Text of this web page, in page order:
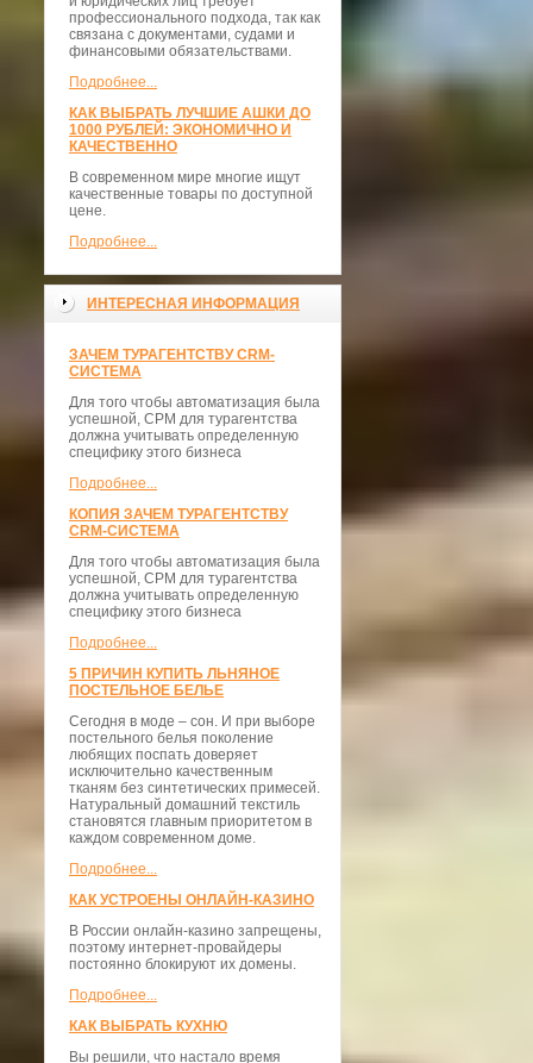
профессионального подхода, так как
связана с документами, судами и
финансовыми обязательствами.
Подробнее...
КАК ВЫБРАТЬ ЛУЧШИЕ АШКИ ДО
1000 РУБЛЕЙ: ЭКОНОМИЧНО И
КАЧЕСТВЕННО
В современном мире многие ищут
качественные товары по доступной
цене.
Подробнее...
ИНТЕРЕСНАЯ ИНФОРМАЦИЯ
ЗАЧЕМ ТУРАГЕНТСТВУ CRM-
СИСТЕМА
Для того чтобы автоматизация была
успешной, СРМ для турагентства
должна учитывать определенную
специфику этого бизнеса
Подробнее...
КОПИЯ ЗАЧЕМ ТУРАГЕНТСТВУ
CRM-СИСТЕМА
Для того чтобы автоматизация была
успешной, СРМ для турагентства
должна учитывать определенную
специфику этого бизнеса
Подробнее...
5 ПРИЧИН КУПИТЬ ЛЬНЯНОЕ
ПОСТЕЛЬНОЕ БЕЛЬЕ
Сегодня в моде – сон. И при выборе
постельного белья поколение
любящих поспать доверяет
исключительно качественным
тканям без синтетических примесей.
Натуральный домашний текстиль
становятся главным приоритетом в
каждом современном доме.
Подробнее...
КАК УСТРОЕНЫ ОНЛАЙН-КАЗИНО
В России онлайн-казино запрещены,
поэтому интернет-провайдеры
постоянно блокируют их домены.
Подробнее...
КАК ВЫБРАТЬ КУХНЮ
Вы решили, что настало время